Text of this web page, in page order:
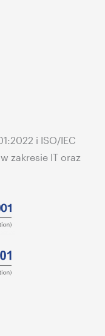
i ISO/IEC
zakresie IT oraz